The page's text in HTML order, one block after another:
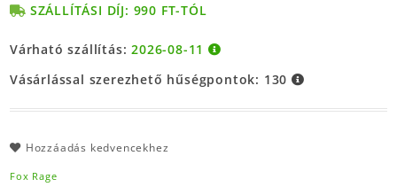
SZÁLLÍTÁSI DÍJ: 990 FT-TÓL
Várható szállítás:2026-08-11
Vásárlással szerezhető hűségpontok: 130
Hozzáadás kedvencekhez
Fox Rage